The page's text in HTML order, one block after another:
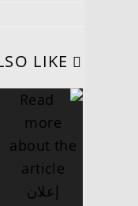
LIKE